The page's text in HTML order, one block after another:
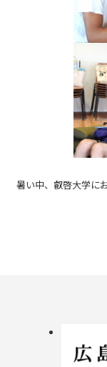
暑い中、叡啓大学に